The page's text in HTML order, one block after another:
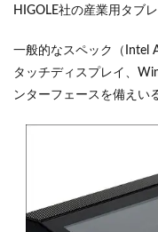
HIGOLE社の産業用タブ
一般的なスペック（Intel
タッチディスプレイ、
ンターフェースを備えい